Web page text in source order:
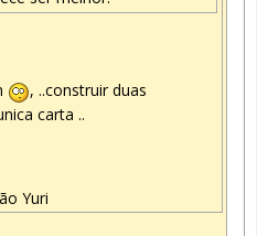
, ..construir duas
carta ..
Yuri